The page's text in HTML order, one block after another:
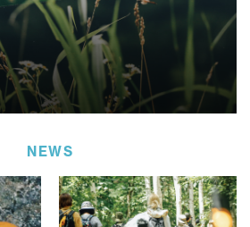
NEWS